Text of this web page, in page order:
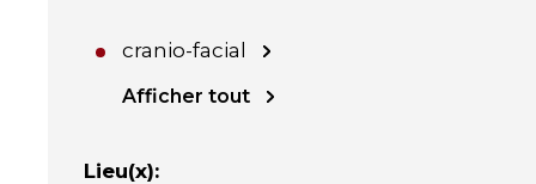
cranio-facial
Afficher tout
Lieu(x):